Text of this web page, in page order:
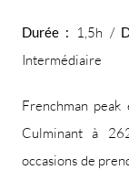
Durée : 1,5h /
Intermédiaire
Frenchman
Culminant à
occasions de